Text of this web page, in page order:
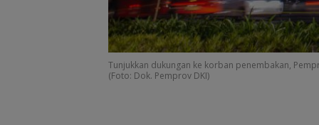
Tunjukkan dukungan ke korban penembakan,
(Foto: Dok. Pemprov DKI)